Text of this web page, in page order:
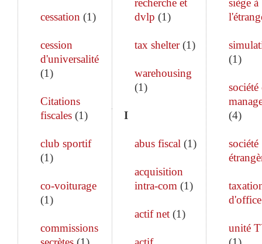
cessation (1)
cession
d'universalité
(1)
Citations
fiscales (1)
club sportif
(1)
co-voiturage
(1)
commissions
recherche et
dvlp (1)
tax shelter(1)
warehousing
(1)
I
abus fiscal (1)
acquisition
intra-com (1)
actif net(1)
siège à
(1)
société
(4)
société
d'office
unité